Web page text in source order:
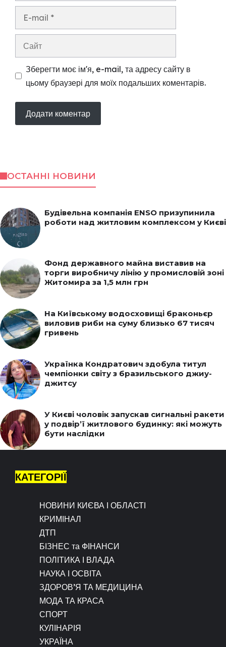
Зберегти моє ім'я, e-mail, та адресу сайту в
цьому браузері для моїх подальших коментарів.
ОСТАННІ НОВИНИ
Будівельна компанія ENSO призупинила
роботи над житловим комплексом у Києві
Фонд державного майна виставив на
торги виробничу лінію у промисловій зоні
Житомира за 1,5 млн грн
На Київському водосховищі браконьєр
виловив риби на суму близько 67 тисяч
гривень
Українка Кондратович здобула титул
чемпіонки світу з бразильського джиу-
джитсу
У Києві чоловік запускав сигнальні ракети
у подвір’ї житлового будинку: які можуть
бути наслідки
КАТЕГОРІЇ
НОВИНИ КИЄВА І ОБЛАСТІ
КРИМІНАЛ
ДТП
БІЗНЕС та ФІНАНСИ
ПОЛІТИКА І ВЛАДА
НАУКА І ОСВІТА
ЗДОРОВ’Я ТА МЕДИЦИНА
МОДА ТА КРАСА
СПОРТ
КУЛІНАРІЯ
УКРАЇНА